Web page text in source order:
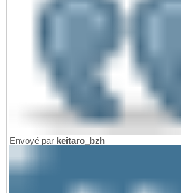
Envoyé par keitaro_bzh